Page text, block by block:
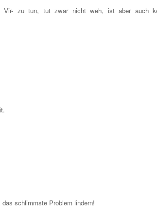
Vir- zu tun, tut zwar nicht weh, ist aber auch
schlimmste Problem lindern!